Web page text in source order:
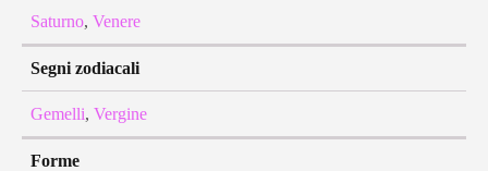
Saturno, Venere
Segni zodiacali
Gemelli, Vergine
Forme